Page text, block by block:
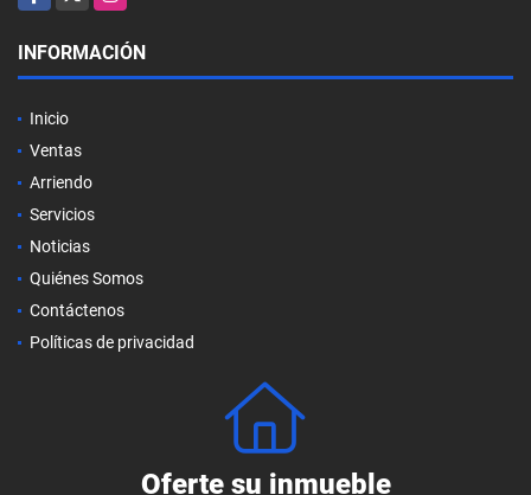
INFORMACIÓN
Inicio
Ventas
Arriendo
Servicios
Noticias
Quiénes Somos
Contáctenos
Políticas de privacidad
Oferte su inmueble